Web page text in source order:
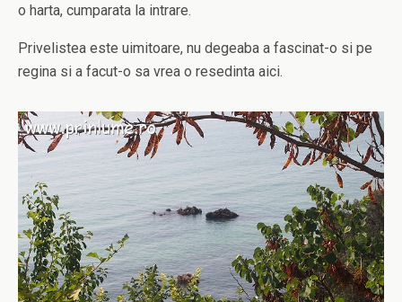
o harta, cumparata la intrare.
Privelistea este uimitoare, nu degeaba a fascinat-o si pe
regina si a facut-o sa vrea o resedinta aici.